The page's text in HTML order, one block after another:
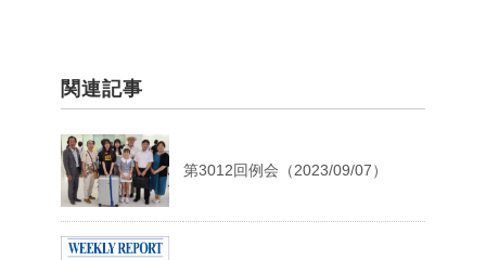
関連記事
第3012回例会（2023/09/07）